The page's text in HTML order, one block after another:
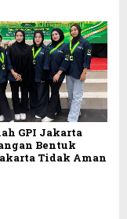
GPI Jakarta
Bentuk
Tidak Aman